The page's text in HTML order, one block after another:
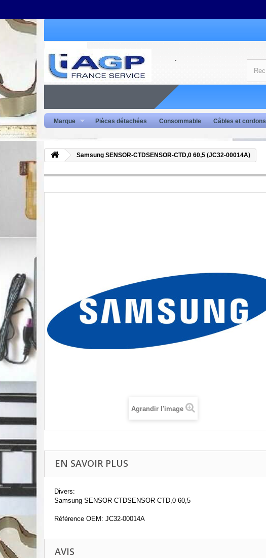
Marque Pièces détachées Consommable Câbles et cordons
Samsung SENSOR-CTDSENSOR-CTD,0 60,5 (JC32-00014A)
Agrandir l'image
EN SAVOIR PLUS
Divers:
Samsung SENSOR-CTDSENSOR-CTD,0 60,5
Référence OEM: JC32-00014A
AVIS